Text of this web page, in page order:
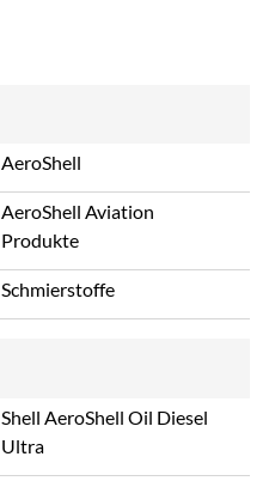
AeroShell
AeroShell Aviation
Produkte
Schmierstoffe
Shell AeroShell Oil Diesel
Ultra